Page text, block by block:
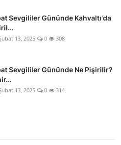
Sevgililer Gününde Kahvaltı'da
13, 2025 0 308
Sevgililer Gününde Ne Pişirilir?
13, 2025 0 314